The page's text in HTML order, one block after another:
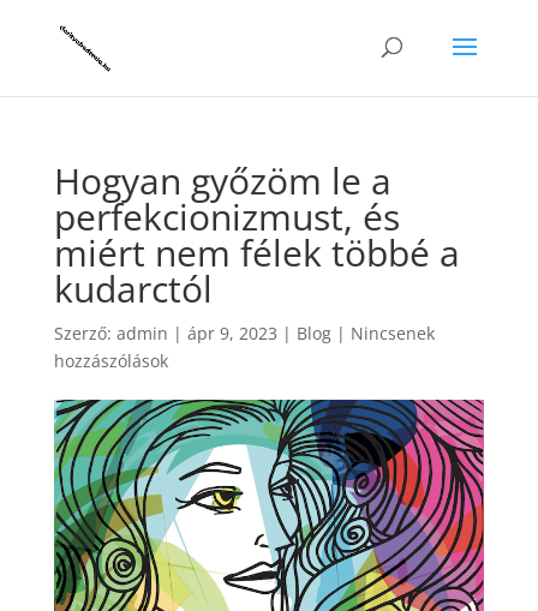
Hogyan győzöm le a
perfekcionizmust, és
miért nem félek többé a
kudarctól
Szerző: admin | ápr 9, 2023 | Blog| Nincsenek
hozzászólások